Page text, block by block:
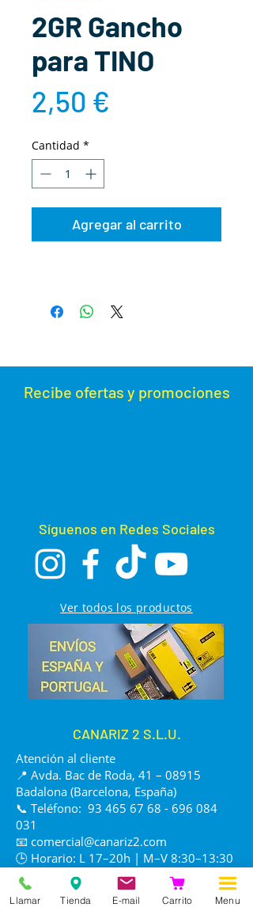
2GR Gancho
para TINO
2,50 €
Cantidad *
Agregar al carrito
Recibe ofertas y promociones
Síguenos en Redes Sociales
Ver todos los productos
CANARIZ 2 S.L.U.
Atención al cliente
📍 Avda. Bac de Roda, 41 – 08915
Badalona (Barcelona, España)
📞 Teléfono: 93 465 67 68 - 696 084
031
📧 comercial@canariz2.com
🕒 Horario: L 17–20h | M–V 8:30–13:30
/ 17–20h | S 8:30–13:30 | D cerrado
Llamar Tienda E-mail Carrito Menu